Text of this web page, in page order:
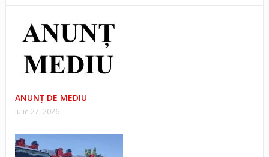
ANUNŢ DE MEDIU
iulie 27, 2026